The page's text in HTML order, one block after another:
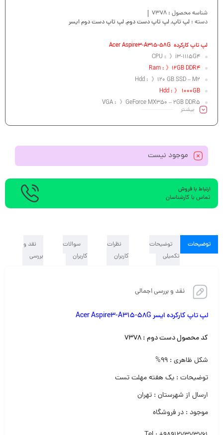
شناسه محصول : 7378
دسته : لپ تاپ,لپ تاپ دست دوم,لپ تاپ دست دوم ایسر
لپ تاپ کارکرده Acer Aspire3-A315-58G
CPU : 》i3-1115G4
Ram : 》12GB DDR4
Hdd : 》120 GB SSD – M2
Hdd : 》 1000GB
VGA : 》GeForce MX350 – 2GB DDR5
Led: 》15.6” FHD
بیشـتر
موجود نیست
ارتباط با فروش
تماس با کارشناسان
توضیحات
توضیحات
تکمیلی
نظرات
کاربران
سوالات
کاربران
نقد و
بررسی
نقد و بررسی اجمالی
لپ تاپ کارکرده ایسر Acer Aspire3-A315-58G
کد محصول دست دوم:۷۳۷۸
شکل ظاهری : ۹۹%
توضیحات : یک هفته مهلت تست
ارسال از شهرستان : تهران
موجود : در فروشگاه